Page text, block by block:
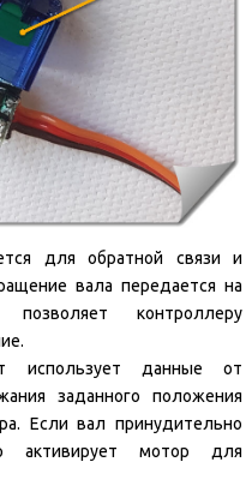
для обратной связи и
вала передается на
контроллеру
использует данные от
заданного положения
Если вал принудительно
активирует мотор для